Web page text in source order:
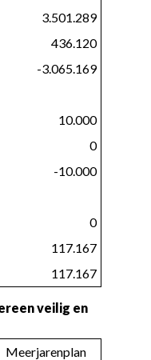
3.501.289
436.120
-3.065.169
10.000
0
-10.000
0
117.167
117.167
veilig en
Meerjarenplan